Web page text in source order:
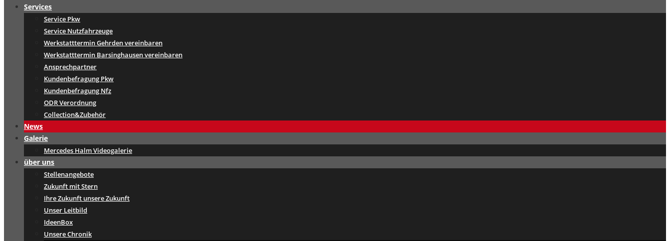
Services
Service Pkw
Service Nutzfahrzeuge
Werkstatttermin Gehrden vereinbaren
Werkstatttermin Barsinghausen vereinbaren
Ansprechpartner
Kundenbefragung Pkw
Kundenbefragung Nfz
ODR Verordnung
Collection&Zubehör
News
Galerie
Mercedes Halm Videogalerie
über uns
Stellenangebote
Zukunft mit Stern
Ihre Zukunft unsere Zukunft
Unser Leitbild
IdeenBox
Unsere Chronik